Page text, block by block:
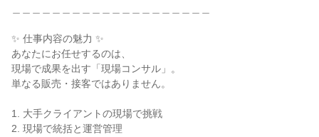
✨ 仕事内容の魅力 ✨
あなたにお任せするのは、
現場で成果を出す「現場コンサル」。
単なる販売・接客ではありません。
1. 大手クライアントの現場で挑戦
2. 現場で統括と運営管理